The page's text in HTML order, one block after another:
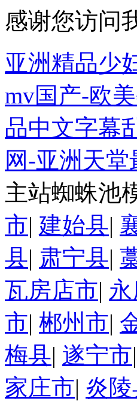
感谢您访问
亚洲精品少
mv国产-欧
品中文字幕
网-亚洲天堂
主站蜘蛛池
市| 建始县|
县| 肃宁县|
瓦房店市|
市| 郴州市|
梅县| 遂宁市|
家庄市| 炎